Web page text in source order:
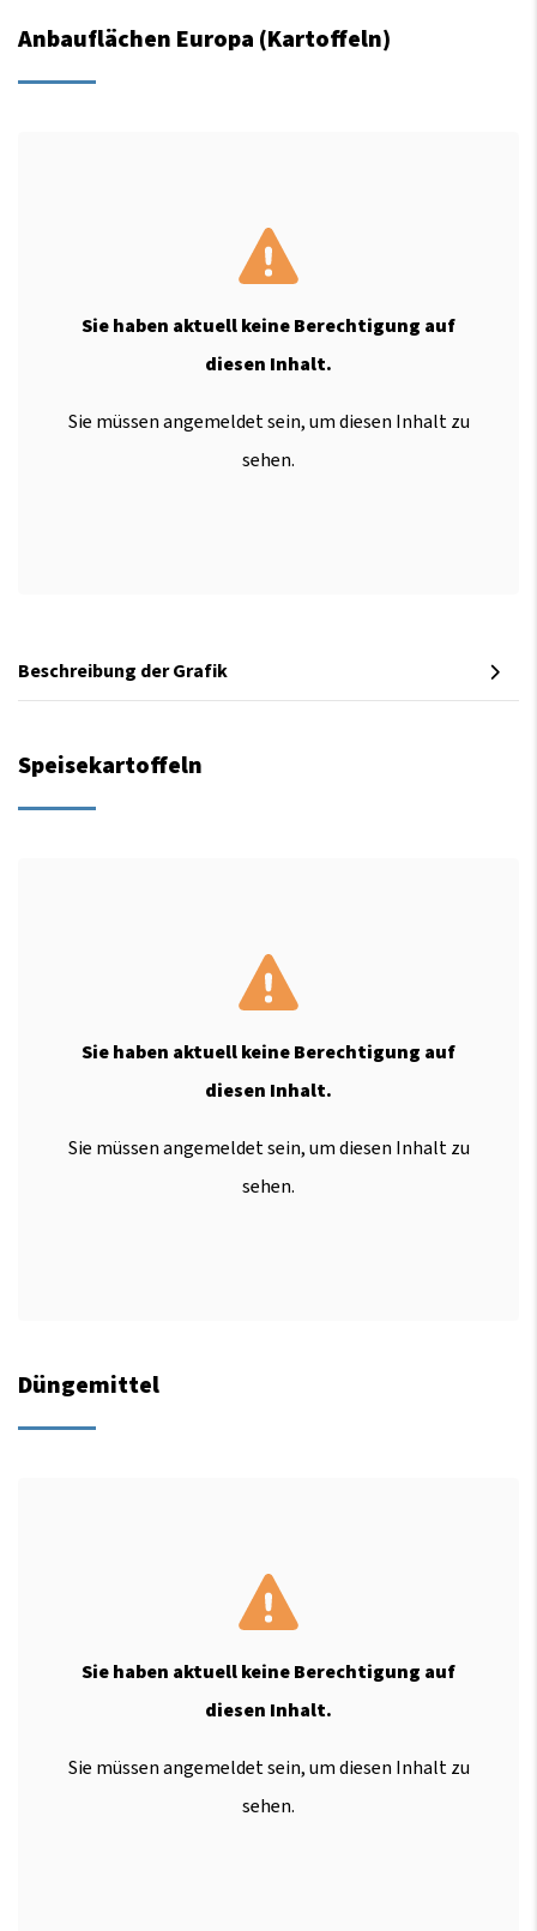
Anbauflächen Europa (Kartoffeln)
Sie haben aktuell keine Berechtigung auf
diesen Inhalt.
Sie müssen angemeldet sein, um diesen Inhalt zu
sehen.
Beschreibung der Grafik
Speisekartoffeln
Sie haben aktuell keine Berechtigung auf
diesen Inhalt.
Sie müssen angemeldet sein, um diesen Inhalt zu
sehen.
Düngemittel
Sie haben aktuell keine Berechtigung auf
diesen Inhalt.
Sie müssen angemeldet sein, um diesen Inhalt zu
sehen.